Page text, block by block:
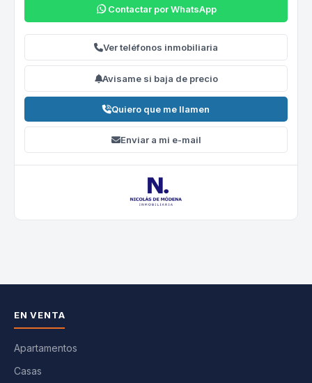
Contactar por WhatsApp
Ver teléfonos inmobiliaria
Avisame si baja de precio
Quiero que me llamen
Enviar a mi e-mail
EN VENTA
Apartamentos
Casas